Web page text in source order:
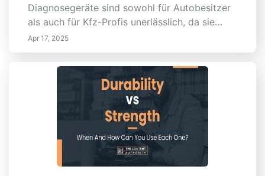
Diagnosegeräte sind sowohl für Autobesitzer
als auch für Kfz-Profis unerlässlich, da sie
wertvolle Einblicke in die Fahrzeugleistung
und potenzielle Probleme bieten. Dieser
umfassende Leitfaden wird Ihnen helfen...
Apr 17, 2025